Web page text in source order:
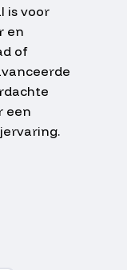
is voor
en
of
een